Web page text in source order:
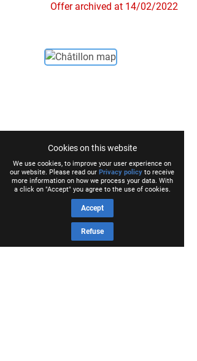
Offer archived at 14/02/2022
Cookies on this website
We use cookies, to improve your user experience on
our website. Please read our Privacy policy to receive
more information on how we process your data. With
a click on "Accept" you agree to the use of cookies.
Accept
Refuse